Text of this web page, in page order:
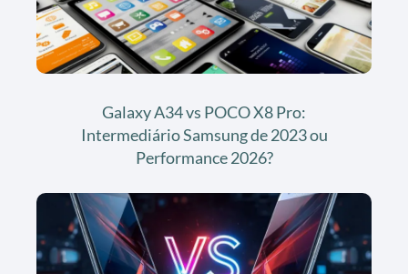
Galaxy A34 vs POCO X8 Pro:
Intermediário Samsung de 2023 ou
Performance 2026?